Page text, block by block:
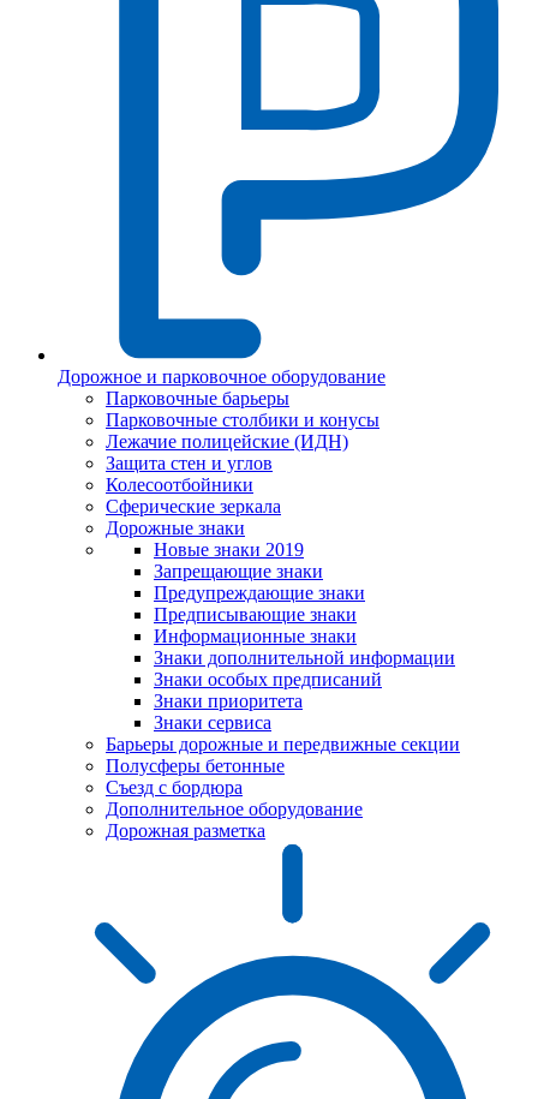
Дорожное и парковочное оборудование
Парковочные барьеры
Парковочные столбики и конусы
Лежачие полицейские (ИДН)
Защита стен и углов
Колесоотбойники
Сферические зеркала
Дорожные знаки
Новые знаки 2019
Запрещающие знаки
Предупреждающие знаки
Предписывающие знаки
Информационные знаки
Знаки дополнительной информации
Знаки особых предписаний
Знаки приоритета
Знаки сервиса
Барьеры дорожные и передвижные секции
Полусферы бетонные
Съезд с бордюра
Дополнительное оборудование
Дорожная разметка